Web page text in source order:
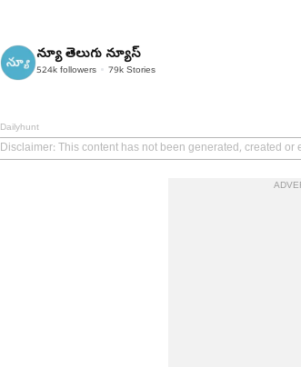
న్యూ తెలుగు న్యూస్
524k followers 79k Stories
Dailyhunt
Disclaimer: This content has not been generated, created